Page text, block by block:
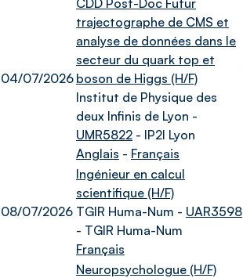
04/07/2026
CDD Post-Doc Futur
trajectographe de CMS et
analyse de données dans le
secteur du quark top et
boson de Higgs (H/F)
Institut de Physique des
deux Infinis de Lyon -
UMR5822 - IP2I Lyon
Anglais - Français
08/07/2026
Ingénieur en calcul
scientifique (H/F)
TGIR Huma-Num - UAR3598
- TGIR Huma-Num
Français
Neuropsychologue (H/F)